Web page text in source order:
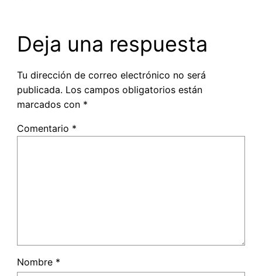
Deja una respuesta
Tu dirección de correo electrónico no será
publicada. Los campos obligatorios están
marcados con *
Comentario *
Nombre *